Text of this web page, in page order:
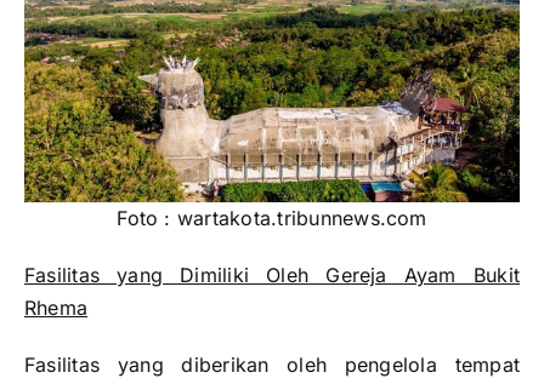
Foto : wartakota.tribunnews.com
Fasilitas yang Dimiliki Oleh Gereja Ayam Bukit
Rhema
Fasilitas yang diberikan oleh pengelola tempat